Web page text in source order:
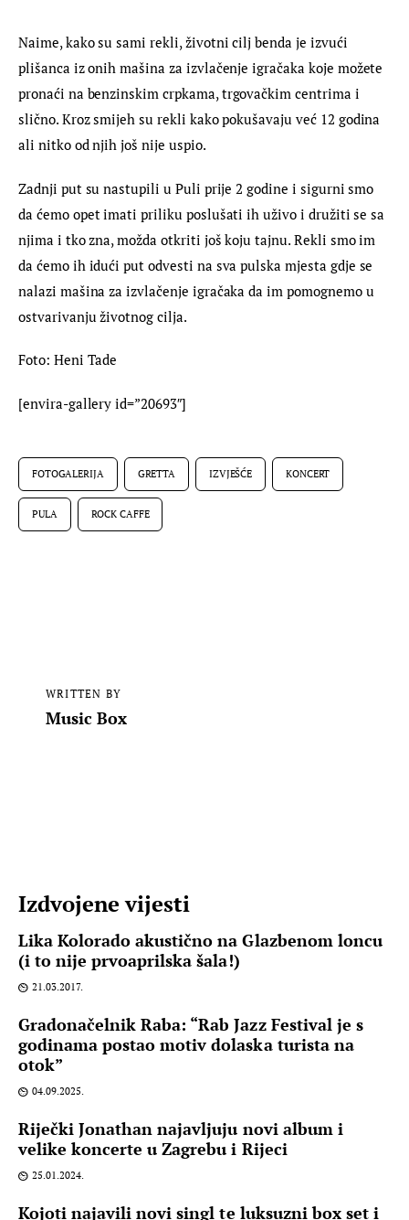
Naime, kako su sami rekli, životni cilj benda je izvući
plišanca iz onih mašina za izvlačenje igračaka koje možete
pronaći na benzinskim crpkama, trgovačkim centrima i
slično. Kroz smijeh su rekli kako pokušavaju već 12 godina
ali nitko od njih još nije uspio.
Zadnji put su nastupili u Puli prije 2 godine i sigurni smo
da ćemo opet imati priliku poslušati ih uživo i družiti se sa
njima i tko zna, možda otkriti još koju tajnu. Rekli smo im
da ćemo ih idući put odvesti na sva pulska mjesta gdje se
nalazi mašina za izvlačenje igračaka da im pomognemo u
ostvarivanju životnog cilja.
Foto: Heni Tade
[envira-gallery id=”20693″]
FOTOGALERIJA GRETTA IZVJEŠĆE KONCERT
PULA ROCK CAFFE
WRITTEN BY
Music Box
Izdvojene vijesti
Lika Kolorado akustično na Glazbenom loncu
(i to nije prvoaprilska šala!)
21.03.2017.
Gradonačelnik Raba: “Rab Jazz Festival je s
godinama postao motiv dolaska turista na
otok”
04.09.2025.
Riječki Jonathan najavljuju novi album i
velike koncerte u Zagrebu i Rijeci
25.01.2024.
Kojoti najavili novi singl te luksuzni box set i